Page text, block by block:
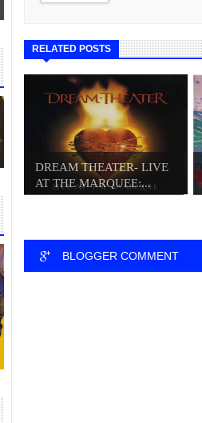
RELATED POSTS
DREAM THEATER- LIVE
AT THE MARQUEE:...
BLOGGER COMMENT